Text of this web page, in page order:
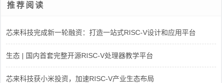
推荐阅读
芯来科技完成新一轮融资：打造一站式RISC-V设计和应用平台
生态 | 国内首套完整开源RISC-V处理器教学平台
芯来科技获小米投资，加速RISC-V产业生态布局